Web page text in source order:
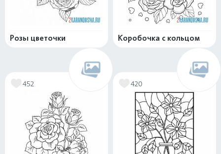
Розы цветочки Коробочка с кольцом
452 420